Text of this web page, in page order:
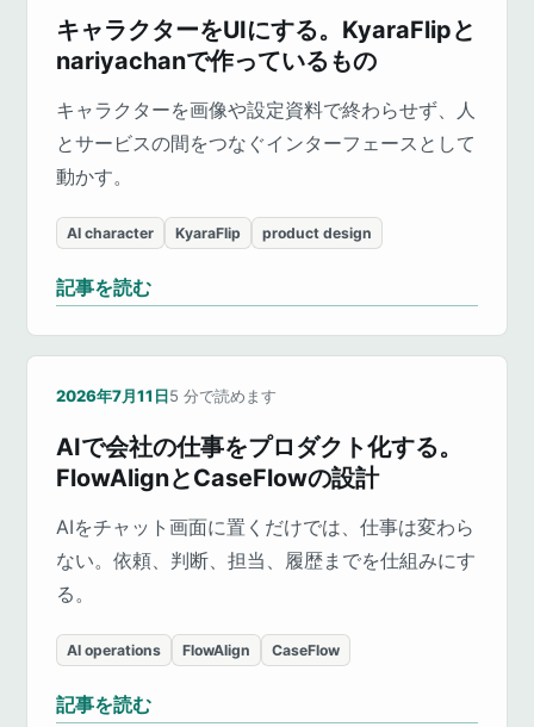
キャラクターをUIにする。KyaraFlipと
nariyachanで作っているもの
キャラクターを画像や設定資料で終わらせず、人
とサービスの間をつなぐインターフェースとして
動かす。
AI character KyaraFlip product design
記事を読む
2026年7月11日5 分で読めます
AIで会社の仕事をプロダクト化する。
FlowAlignとCaseFlowの設計
AIをチャット画面に置くだけでは、仕事は変わら
ない。依頼、判断、担当、履歴までを仕組みにす
る。
AI operations FlowAlign CaseFlow
記事を読む